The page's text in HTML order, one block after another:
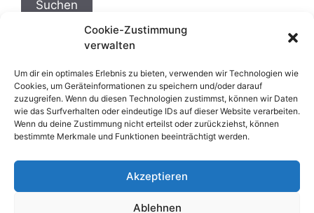
Cookie-Zustimmung
verwalten
Um dir ein optimales Erlebnis zu bieten, verwenden wir Technologien wie
Cookies, um Geräteinformationen zu speichern und/oder darauf
zuzugreifen. Wenn du diesen Technologien zustimmst, können wir Daten
wie das Surfverhalten oder eindeutige IDs auf dieser Website verarbeiten.
Wenn du deine Zustimmung nicht erteilst oder zurückziehst, können
bestimmte Merkmale und Funktionen beeinträchtigt werden.
Akzeptieren
Ablehnen
Suchen
Impressum
Datenschutzerklärung